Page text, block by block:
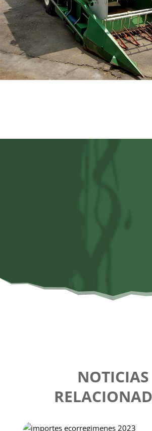
NOTICIAS